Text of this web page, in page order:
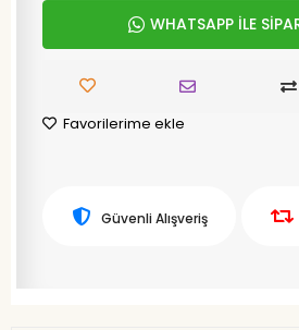
WHATSAPP İLE
Favorilerime ekle
Güvenli Alışveriş